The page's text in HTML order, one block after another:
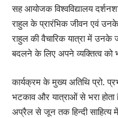
सह आयोजक विश्वविद्यालय
राहुल के प्रारंभिक जीवन एवं उनके
राहुल की वैचारिक यात्रा में
बदलने के लिए अपने व्यक्तित्व को
कार्यक्रम के मुख्य अतिथि प्रो.
भटकाव और यात्राओं से भरा होता
अप्रैल से जून तक हिन्दी साहित्य में